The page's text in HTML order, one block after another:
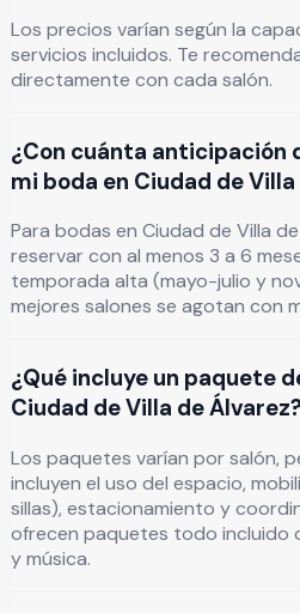
Los precios varían según la
servicios incluidos. Te
directamente con cada salón.
¿Con cuánta anticipación
mi boda en Ciudad de
Para bodas en Ciudad de Villa
reservar con al menos 3 a 6
temporada alta (mayo-julio y
mejores salones se agotan con
¿Qué incluye un paquete
Ciudad de Villa de Álvarez?
Los paquetes varían por salón,
incluyen el uso del espacio,
sillas), estacionamiento y
ofrecen paquetes todo incluido
y música.